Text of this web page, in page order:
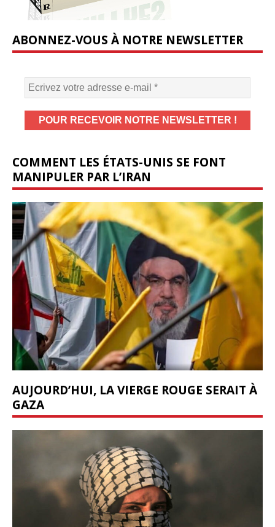
ABONNEZ-VOUS À NOTRE NEWSLETTER
COMMENT LES ÉTATS-UNIS SE FONT
MANIPULER PAR L’IRAN
AUJOURD’HUI, LA VIERGE ROUGE SERAIT À
GAZA